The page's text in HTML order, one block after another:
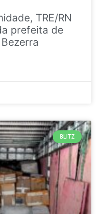
TRE/RN
prefeita de
BLITZ